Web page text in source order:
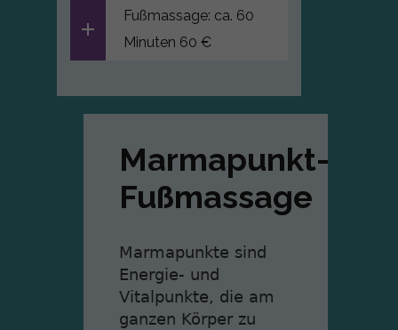
Fußmassage: ca. 60
Minuten 60 €
Marmapunkt-
Fußmassage
Marmapunkte sind
Energie- und
Vitalpunkte, die am
ganzen Körper zu